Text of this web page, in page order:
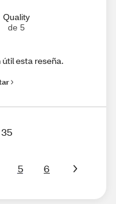
Quality
de 5
esta reseña.
5 6